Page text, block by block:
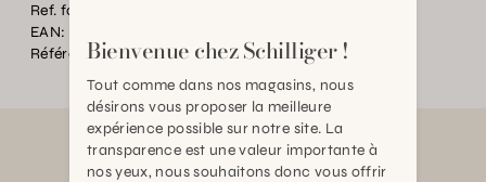
Ref. fournisseur:
EAN:
Référence:
AN.046581.0000.0000.0000
Bienvenue chez Schilliger !
Tout comme dans nos magasins, nous
désirons vous proposer la meilleure
expérience possible sur notre site. La
transparence est une valeur importante à
nos yeux, nous souhaitons donc vous offrir